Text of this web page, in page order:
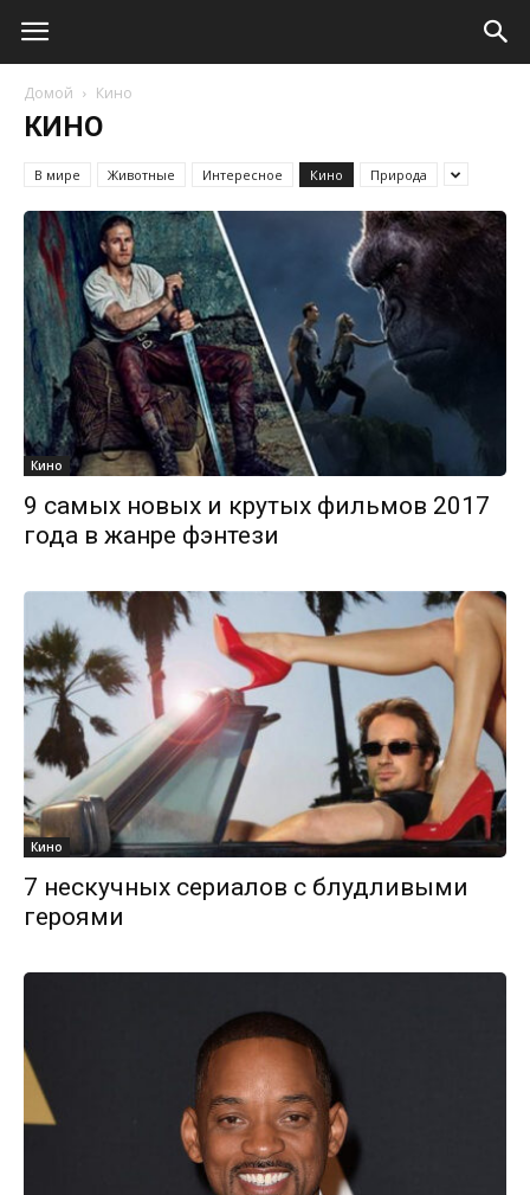
Домой Кино
КИНО
В мире Животные Интересное Кино Природа
Кино
9 самых новых и крутых фильмов 2017
года в жанре фэнтези
Кино
7 нескучных сериалов с блудливыми
героями